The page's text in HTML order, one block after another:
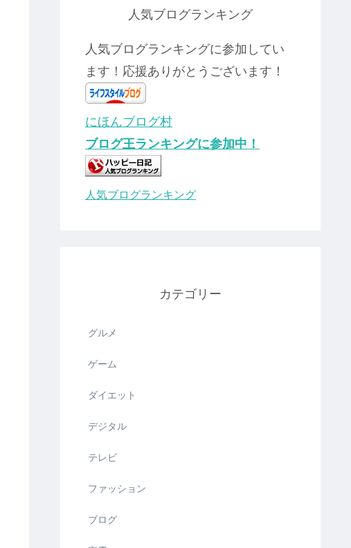
人気ブログランキング
人気ブログランキングに参加してい
ます！応援ありがとうございます！
にほんブログ村
ブログ王ランキングに参加中！
人気ブログランキング
カテゴリー
グルメ
ゲーム
ダイエット
デジタル
テレビ
ファッション
ブログ